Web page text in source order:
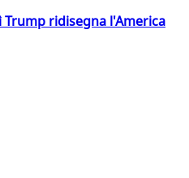
Trump ridisegna l'America